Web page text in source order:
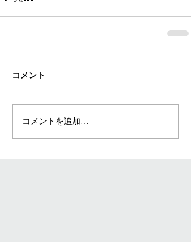
コメント
コメントを追加…